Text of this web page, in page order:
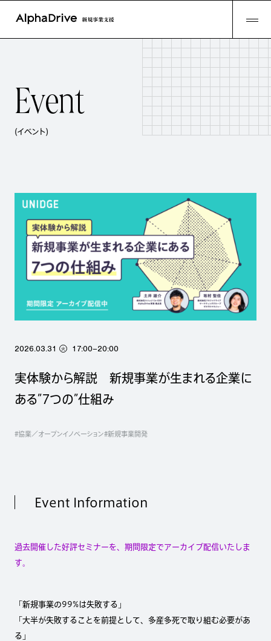
Event
(イベント)
2026.03.31 火 17:00–20:00
実体験から解説 新規事業が生まれる企業に
ある”7つの”仕組み
#協業／オープンイノベーション#新規事業開発
Event Information
過去開催した好評セミナーを、期間限定でアーカイブ配信いたしま
す。
「新規事業の99%は失敗する」
「大半が失敗することを前提として、多産多死で取り組む必要があ
る」